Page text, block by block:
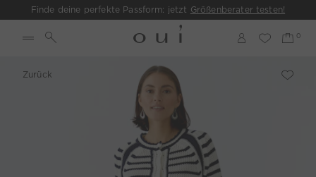
Finde deine perfekte Passform: jetzt Größenberater testen!
Zurück